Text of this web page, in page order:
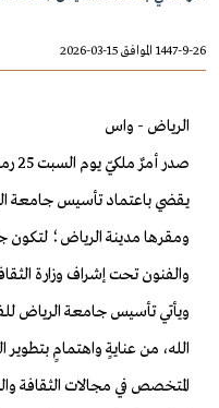
1447-9-26 الموافق 15-03-2026
الرياض - واس
يقضي باعتماد تأسيس جامعة
ومقرها مدينة الرياض؛
والفنون تحت إشراف وزارة
ويأتي تأسيس جامعة الرياض
الله، من عنايةٍ واهتمامٍ بتطوير
المتخصص في مجالات الثقافة